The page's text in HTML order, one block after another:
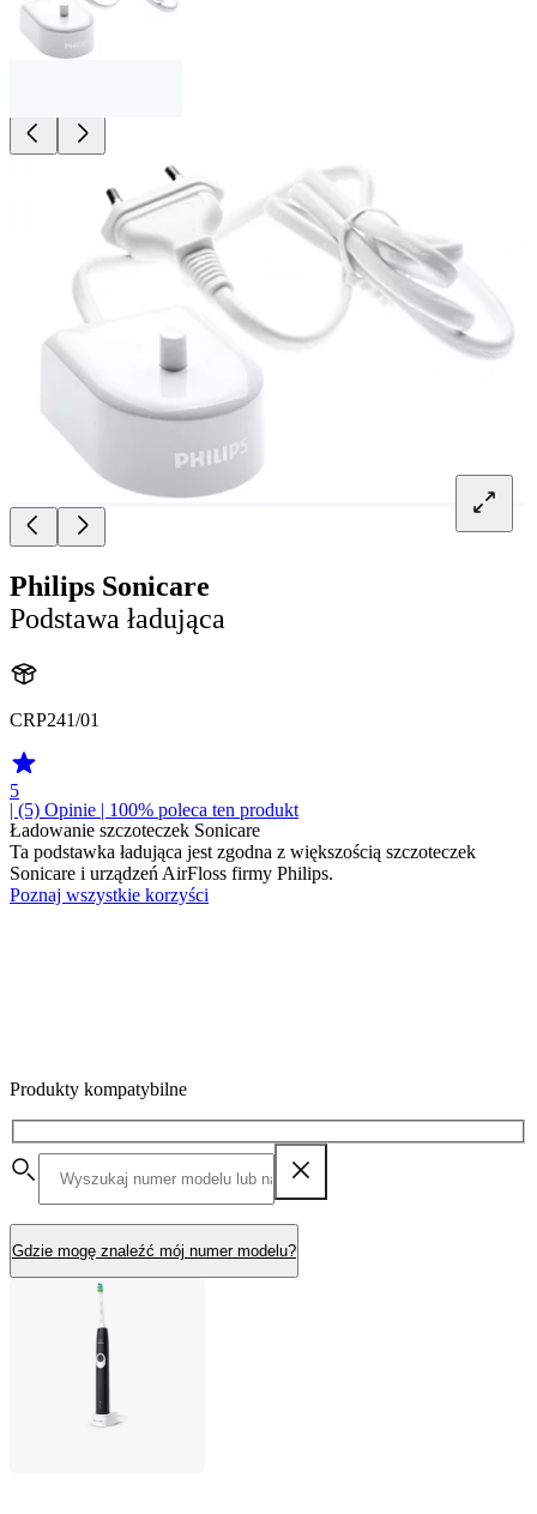
Philips Sonicare
Podstawa ładująca
CRP241/01
5
| (5) Opinie | 100% poleca ten produkt
Ładowanie szczoteczek Sonicare
Ta podstawka ładująca jest zgodna z większością szczoteczek
Sonicare i urządzeń AirFloss firmy Philips.
Poznaj wszystkie korzyści
Produkty kompatybilne
Gdzie mogę znaleźć mój numer modelu?